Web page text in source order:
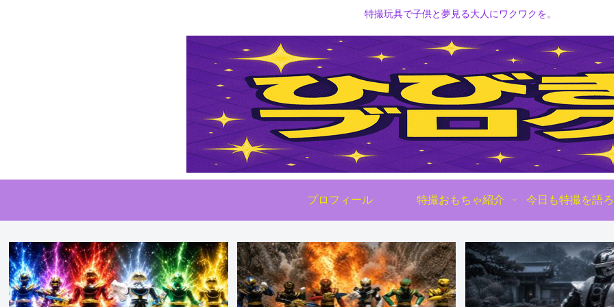
特撮玩具で子供と夢見る大人にワクワクを。
プロフィール 特撮おもちゃ紹介 今日も特撮を語